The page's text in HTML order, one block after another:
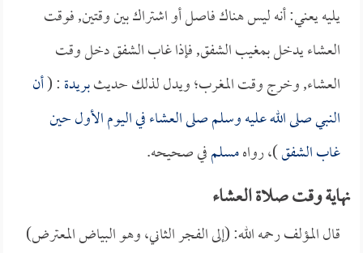
يليه يعني: أنه ليس هناك فاصل أو اشتراك بين وقتين, فوقت
العشاء يدخل بمغيب الشفق, فإذا غاب الشفق دخل وقت
العشاء, وخرج وقت المغرب؛ ويدل لذلك حديثبريدة: (أن
النبي صلى الله عليه وسلم صلى العشاء في اليوم الأول حين
غاب الشفق)، رواهمسلمفي صحيحه.
نهاية وقت صلاة العشاء
قال المؤلف رحمه الله: (إلى الفجر الثاني، وهو البياض المعترض)